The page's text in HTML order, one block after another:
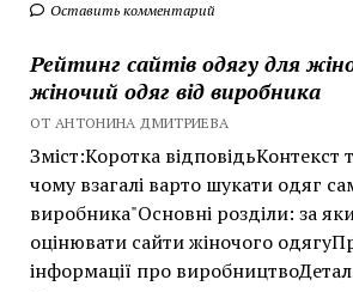
Оставить комментарий
Рейтинг сайтів одягу для
жіночий одяг від виробника
ОТ АНТОНИНА ДМИТРИЕВА
Зміст:Коротка відповідьКонтекст
чому взагалі варто шукати одяг
виробника"Основні розділи: за
оцінювати сайти жіночого
інформації про